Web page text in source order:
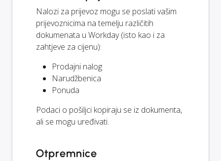
Nalozi za prijevoz mogu se poslati vašim
prijevoznicima na temelju različitih
dokumenata u Workday (isto kao i za
zahtjeve za cijenu):
Prodajni nalog
Narudžbenica
Ponuda
Podaci o pošiljci kopiraju se iz dokumenta,
ali se mogu uređivati.
Otpremnice